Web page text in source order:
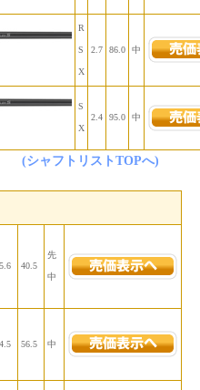
R
S
X
2.7 86.0 中
S
X
2.4 95.0 中
(シャフトリストTOPへ)
5.6 40.5
先
中
4.5 56.5 中